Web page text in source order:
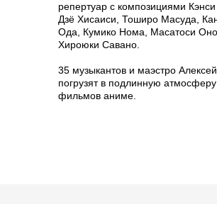
репертуар с композициями Кэнси
Дзё Хисаиси, Тоширо Масуда,
Ода, Кумико Нома, Масатоси Оно,
Хироюки Савано.
35 музыкантов и маэстро
погрузят в подлинную атмосферу
фильмов аниме.